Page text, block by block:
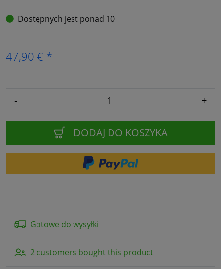
Dostępnych jest ponad 10
47,90 € *
- +
DODAJ DO KOSZYKA
Gotowe do wysyłki
2 customers bought this product